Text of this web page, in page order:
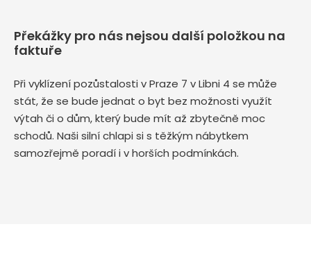
Překážky pro nás nejsou další položkou na
faktuře
Při vyklízení pozůstalosti v Praze 7 v Libni 4 se může
stát, že se bude jednat o byt bez možnosti využít
výtah či o dům, který bude mít až zbytečně moc
schodů. Naši silní chlapi si s těžkým nábytkem
samozřejmě poradí i v horších podmínkách.